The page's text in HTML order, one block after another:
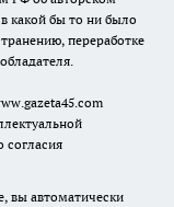
какой бы то ни было
переработке
согласия
вы автоматически